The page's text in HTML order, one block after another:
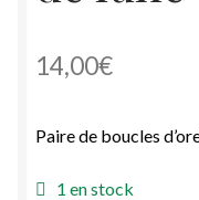
14,00€
Paire de boucles
1 en stock